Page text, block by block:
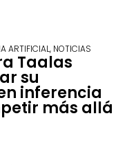
ARTIFICIAL, NOTICIAS
Taalas
su
inferencia
más allá